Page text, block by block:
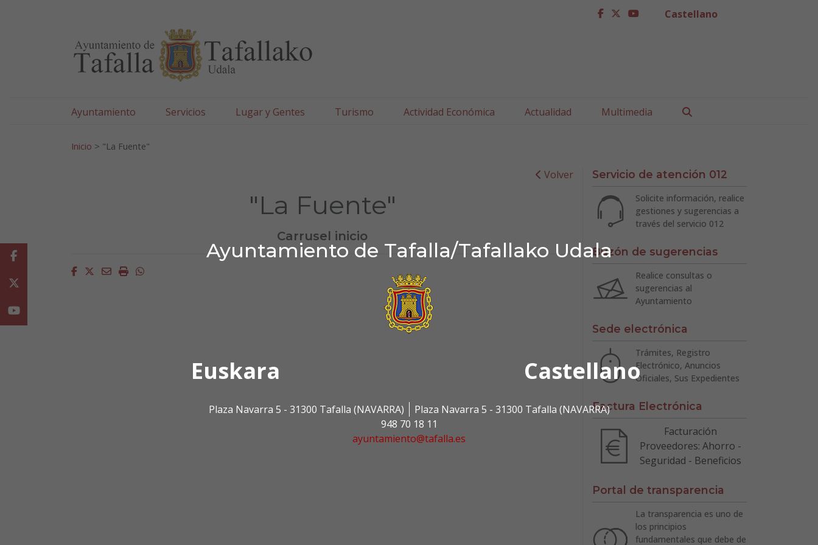
Ayuntamiento de Tafalla/Tafallako Udala
Euskara Castellano
Plaza Navarra 5 - 31300 Tafalla (NAVARRA)
Plaza Navarra 5 - 31300 Tafalla (NAVARRA)
948 70 18 11
ayuntamiento@tafalla.es
facebook
twitter
youtubeCastellano
Ayuntamiento Servicios Lugar y Gentes Turismo Actividad Económica Actualidad Multimedia
Inicio > "La Fuente"
Volver
"La Fuente"
Carrusel inicio
Facebook
Twitter
EmailImprimirWhatsapp
Servicio de atención 012
Solicite información, realice
gestiones y sugerencias a
través del servicio 012
Buzón de sugerencias
Realice consultas o
sugerencias al
Ayuntamiento
Sede electrónica
Trámites, Registro
Electrónico, Anuncios
Oficiales, Sus Expedientes
Factura Electrónica
Facturación
Proveedores: Ahorro -
Seguridad - Beneficios
Portal de transparencia
La transparencia es uno de
los principios
fundamentales que debe de
Facebook
Youtube